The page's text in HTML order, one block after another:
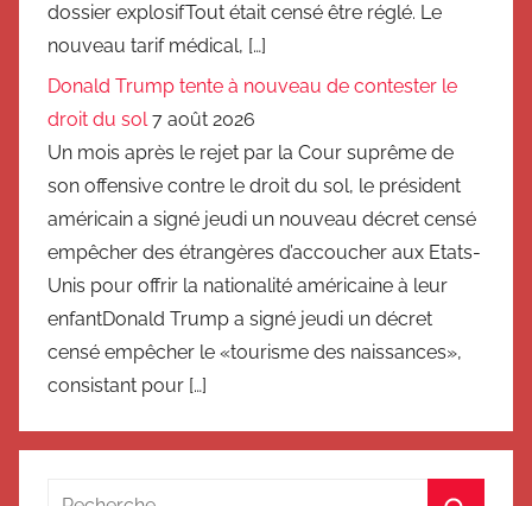
dossier explosifTout était censé être réglé. Le
nouveau tarif médical, […]
Donald Trump tente à nouveau de contester le
droit du sol 7 août 2026
Un mois après le rejet par la Cour suprême de
son offensive contre le droit du sol, le président
américain a signé jeudi un nouveau décret censé
empêcher des étrangères d’accoucher aux Etats-
Unis pour offrir la nationalité américaine à leur
enfantDonald Trump a signé jeudi un décret
censé empêcher le «tourisme des naissances»,
consistant pour […]
Recherche